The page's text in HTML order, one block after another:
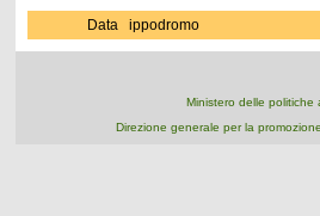
Data ippodromo
Ministero delle politiche
Direzione generale per la